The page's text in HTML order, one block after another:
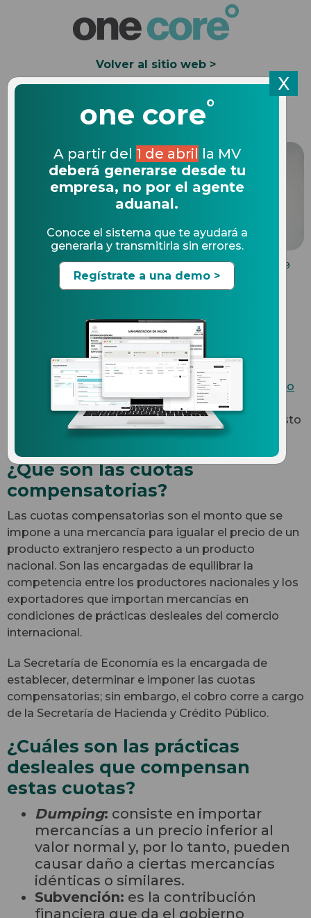
Volver al sitio web >
Solicita una Demo
COMPLIANCE EN COMERCIO EXTERIOR 24.10.2019
Cuotas compensatorias de
El pasado 28 de agosto de 2019 se publicó el
Aviso
sobre la vigencia de cuotas compensatorias
indica que para el año 2020 se eliminará el impuesto
para algunos productos extranjeros.
¿Qué son las cuotas
compensatorias?
Las cuotas compensatorias son el monto que se
impone a una mercancía para igualar el precio de un
producto extranjero respecto a un producto
nacional. Son las encargadas de equilibrar la
competencia entre los productores nacionales y los
exportadores que importan mercancías en
condiciones de prácticas desleales del comercio
internacional.
La Secretaría de Economía es la encargada de
establecer, determinar e imponer las cuotas
compensatorias; sin embargo, el cobro corre a cargo
de la Secretaría de Hacienda y Crédito Público.
¿Cuáles son las prácticas
desleales que compensan
estas cuotas?
Dumping: consiste en importar
mercancías a un precio inferior al
valor normal y, por lo tanto, pueden
causar daño a ciertas mercancías
idénticas o similares.
Subvención: es la contribución
financiera que da el gobierno
X
one core°
A partir del 1 de abril la MV
deberá generarse desde tu
empresa, no por el agente
aduanal.
Conoce el sistema que te ayudará a
generarla y transmitirla sin errores.
Regístrate a una demo >